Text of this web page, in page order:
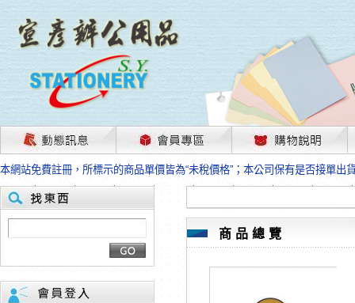
茲因國際情勢變化石油及塑化原物料波動漲幅甚大，部份上游供應商已採取
本網站免費註冊，所標示的商品單價皆為“未稅價格”；本公司保有是否接單出
HP、EPSON、CANON原廠耗材價格浮動，下單前請先跟客服人員確認最新
本網站免費註冊，所標示的商品單價皆為“未稅價格”；本公司保有是否接單出
匯款客戶請注意！因商品繁複來不及發現短缺，遂待客服人員跟您確認訂單
本網站免費註冊，所標示的商品單價皆為“未稅價格”；本公司保有是否接單出
茲因國際情勢變化石油及塑化原物料波動漲幅甚大，部份上游供應商已採取
本網站免費註冊，所標示的商品單價皆為“未稅價格”；本公司保有是否接單出
HP、EPSON、CANON原廠耗材價格浮動，下單前請先跟客服人員確認最新
本網站免費註冊，所標示的商品單價皆為“未稅價格”；本公司保有是否接單出
商品總覽